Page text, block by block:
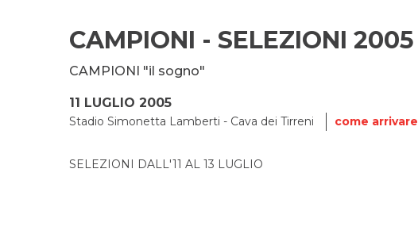
CAMPIONI - SELEZIONI 2005
CAMPIONI "il sogno"
11 LUGLIO 2005
Stadio Simonetta Lamberti - Cava dei Tirreni come arrivare
SELEZIONI DALL'11 AL 13 LUGLIO